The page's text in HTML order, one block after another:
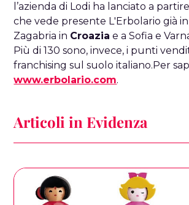
l’azienda di Lodi ha lanciato a
che vede presente L'Erbolario già in
Zagabria in Croazia e a Sofia e
Più di 130 sono, invece, i punti
franchising sul suolo italiano.Per
www.erbolario.com.
Articoli in Evidenza